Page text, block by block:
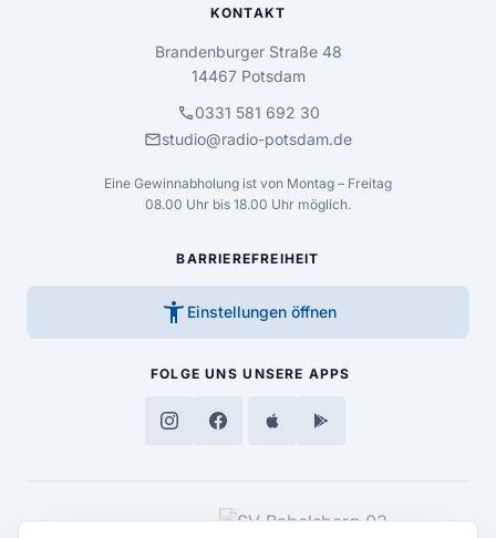
KONTAKT
Brandenburger Straße 48
14467 Potsdam
call0331 581 692 30
mailstudio@radio-potsdam.de
Eine Gewinnabholung ist von Montag – Freitag
08.00 Uhr bis 18.00 Uhr möglich.
BARRIEREFREIHEIT
accessibility_new Einstellungen öffnen
FOLGE UNS UNSERE APPS
MEDIENPARTNER